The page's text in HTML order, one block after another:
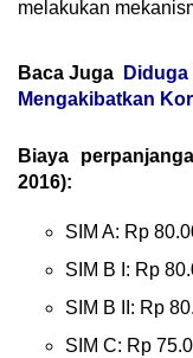
melakukan
Baca Juga
Mengakibatkan
Biaya
2016):
SIM A: Rp
SIM B I: Rp
SIM B II: Rp
SIM C: Rp